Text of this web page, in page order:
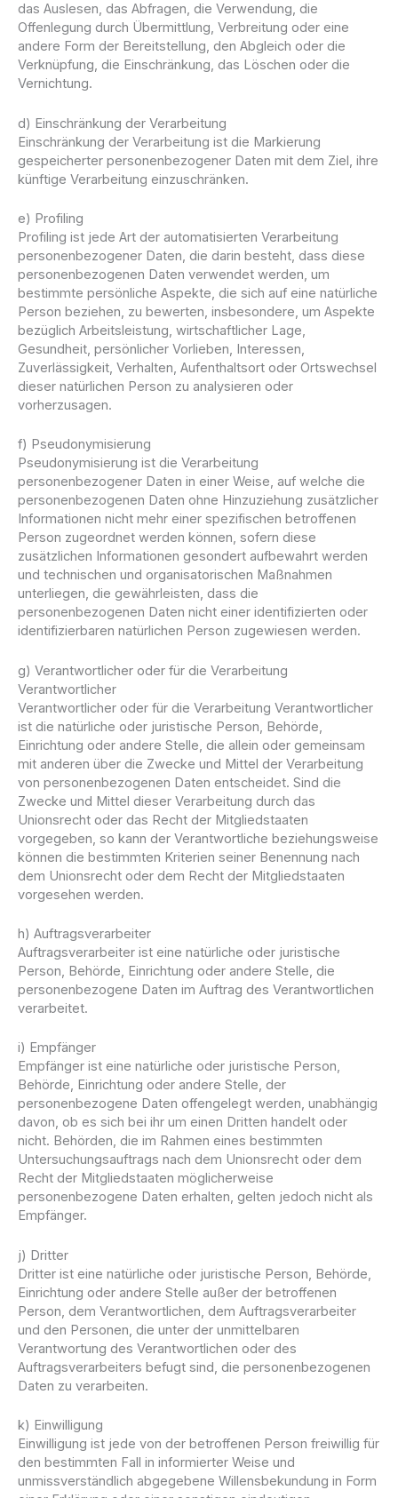
das Auslesen, das Abfragen, die Verwendung, die
Offenlegung durch Übermittlung, Verbreitung oder eine
andere Form der Bereitstellung, den Abgleich oder die
Verknüpfung, die Einschränkung, das Löschen oder die
Vernichtung.
d) Einschränkung der Verarbeitung
Einschränkung der Verarbeitung ist die Markierung
gespeicherter personenbezogener Daten mit dem Ziel, ihre
künftige Verarbeitung einzuschränken.
e) Profiling
Profiling ist jede Art der automatisierten Verarbeitung
personenbezogener Daten, die darin besteht, dass diese
personenbezogenen Daten verwendet werden, um
bestimmte persönliche Aspekte, die sich auf eine natürliche
Person beziehen, zu bewerten, insbesondere, um Aspekte
bezüglich Arbeitsleistung, wirtschaftlicher Lage,
Gesundheit, persönlicher Vorlieben, Interessen,
Zuverlässigkeit, Verhalten, Aufenthaltsort oder Ortswechsel
dieser natürlichen Person zu analysieren oder
vorherzusagen.
f) Pseudonymisierung
Pseudonymisierung ist die Verarbeitung
personenbezogener Daten in einer Weise, auf welche die
personenbezogenen Daten ohne Hinzuziehung zusätzlicher
Informationen nicht mehr einer spezifischen betroffenen
Person zugeordnet werden können, sofern diese
zusätzlichen Informationen gesondert aufbewahrt werden
und technischen und organisatorischen Maßnahmen
unterliegen, die gewährleisten, dass die
personenbezogenen Daten nicht einer identifizierten oder
identifizierbaren natürlichen Person zugewiesen werden.
g) Verantwortlicher oder für die Verarbeitung
Verantwortlicher
Verantwortlicher oder für die Verarbeitung Verantwortlicher
ist die natürliche oder juristische Person, Behörde,
Einrichtung oder andere Stelle, die allein oder gemeinsam
mit anderen über die Zwecke und Mittel der Verarbeitung
von personenbezogenen Daten entscheidet. Sind die
Zwecke und Mittel dieser Verarbeitung durch das
Unionsrecht oder das Recht der Mitgliedstaaten
vorgegeben, so kann der Verantwortliche beziehungsweise
können die bestimmten Kriterien seiner Benennung nach
dem Unionsrecht oder dem Recht der Mitgliedstaaten
vorgesehen werden.
h) Auftragsverarbeiter
Auftragsverarbeiter ist eine natürliche oder juristische
Person, Behörde, Einrichtung oder andere Stelle, die
personenbezogene Daten im Auftrag des Verantwortlichen
verarbeitet.
i) Empfänger
Empfänger ist eine natürliche oder juristische Person,
Behörde, Einrichtung oder andere Stelle, der
personenbezogene Daten offengelegt werden, unabhängig
davon, ob es sich bei ihr um einen Dritten handelt oder
nicht. Behörden, die im Rahmen eines bestimmten
Untersuchungsauftrags nach dem Unionsrecht oder dem
Recht der Mitgliedstaaten möglicherweise
personenbezogene Daten erhalten, gelten jedoch nicht als
Empfänger.
j) Dritter
Dritter ist eine natürliche oder juristische Person, Behörde,
Einrichtung oder andere Stelle außer der betroffenen
Person, dem Verantwortlichen, dem Auftragsverarbeiter
und den Personen, die unter der unmittelbaren
Verantwortung des Verantwortlichen oder des
Auftragsverarbeiters befugt sind, die personenbezogenen
Daten zu verarbeiten.
k) Einwilligung
Einwilligung ist jede von der betroffenen Person freiwillig für
den bestimmten Fall in informierter Weise und
unmissverständlich abgegebene Willensbekundung in Form